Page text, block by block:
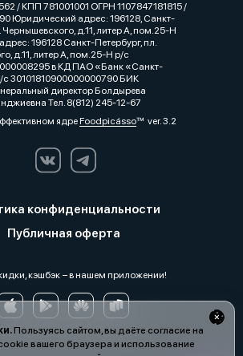
Пользуясь сайтом, вы даёте согласие на
вашего браузера и использование
/ КПП 781001001 ОГРН 1107847181815 /
Юридический адрес: 196128, Санкт-
Чернышевского, д.11, литер А, пом.25-Н
196128 Санкт-Петербург, пл.
д.11, литер А, пом.25-Н р/с
в КД ПАО «Банк «Санкт-
с 30101810900000000790 БИК
директор Болдырева
Тел. 8(812) 245-12-67
ядреFoodpicássover. 3.2
конфиденциальности
Публичная оферта
кэшбэк − в нашем приложении!